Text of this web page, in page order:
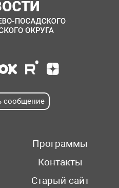
сообщение
Программы
Контакты
Старый сайт